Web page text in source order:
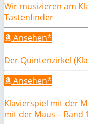
Wir musizieren am
Tastenfinder
Ansehen*
Der Quintenzirkel
Ansehen*
Klavierspiel mit der
mit der Maus – Band 1